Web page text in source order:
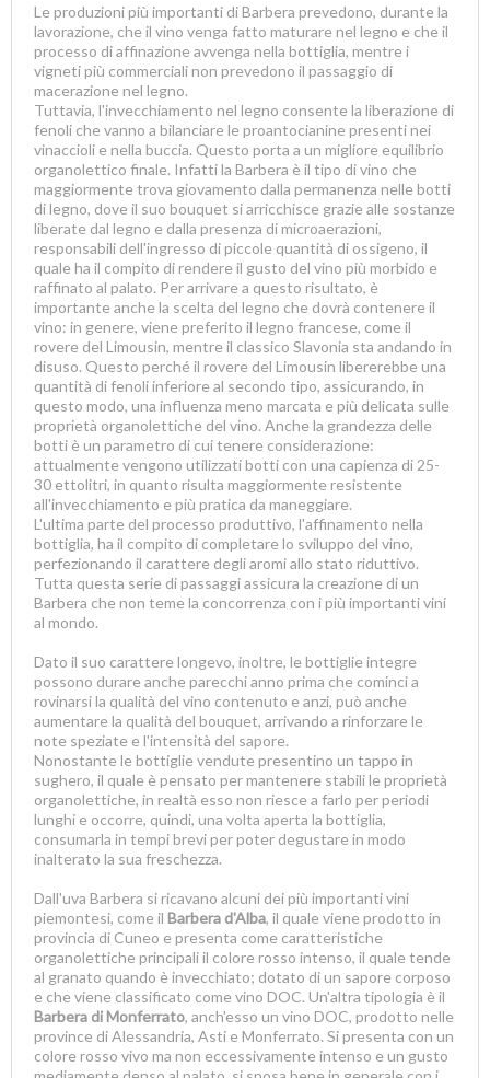
Le produzioni più importanti di Barbera prevedono, durante la
lavorazione, che il vino venga fatto maturare nel legno e che il
processo di affinazione avvenga nella bottiglia, mentre i
vigneti più commerciali non prevedono il passaggio di
macerazione nel legno.
Tuttavia, l'invecchiamento nel legno consente la liberazione di
fenoli che vanno a bilanciare le proantocianine presenti nei
vinaccioli e nella buccia. Questo porta a un migliore equilibrio
organolettico finale. Infatti la Barbera è il tipo di vino che
maggiormente trova giovamento dalla permanenza nelle botti
di legno, dove il suo bouquet si arricchisce grazie alle sostanze
liberate dal legno e dalla presenza di microaerazioni,
responsabili dell'ingresso di piccole quantità di ossigeno, il
quale ha il compito di rendere il gusto del vino più morbido e
raffinato al palato. Per arrivare a questo risultato, è
importante anche la scelta del legno che dovrà contenere il
vino: in genere, viene preferito il legno francese, come il
rovere del Limousin, mentre il classico Slavonia sta andando in
disuso. Questo perché il rovere del Limousin libererebbe una
quantità di fenoli inferiore al secondo tipo, assicurando, in
questo modo, una influenza meno marcata e più delicata sulle
proprietà organolettiche del vino. Anche la grandezza delle
botti è un parametro di cui tenere considerazione:
attualmente vengono utilizzati botti con una capienza di 25-
30 ettolitri, in quanto risulta maggiormente resistente
all'invecchiamento e più pratica da maneggiare.
L'ultima parte del processo produttivo, l'affinamento nella
bottiglia, ha il compito di completare lo sviluppo del vino,
perfezionando il carattere degli aromi allo stato riduttivo.
Tutta questa serie di passaggi assicura la creazione di un
Barbera che non teme la concorrenza con i più importanti vini
al mondo.
Dato il suo carattere longevo, inoltre, le bottiglie integre
possono durare anche parecchi anno prima che cominci a
rovinarsi la qualità del vino contenuto e anzi, può anche
aumentare la qualità del bouquet, arrivando a rinforzare le
note speziate e l'intensità del sapore.
Nonostante le bottiglie vendute presentino un tappo in
sughero, il quale è pensato per mantenere stabili le proprietà
organolettiche, in realtà esso non riesce a farlo per periodi
lunghi e occorre, quindi, una volta aperta la bottiglia,
consumarla in tempi brevi per poter degustare in modo
inalterato la sua freschezza.
Dall'uva Barbera si ricavano alcuni dei più importanti vini
piemontesi, come il Barbera d'Alba, il quale viene prodotto in
provincia di Cuneo e presenta come caratteristiche
organolettiche principali il colore rosso intenso, il quale tende
al granato quando è invecchiato; dotato di un sapore corposo
e che viene classificato come vino DOC. Un'altra tipologia è il
Barbera di Monferrato, anch'esso un vino DOC, prodotto nelle
province di Alessandria, Asti e Monferrato. Si presenta con un
colore rosso vivo ma non eccessivamente intenso e un gusto